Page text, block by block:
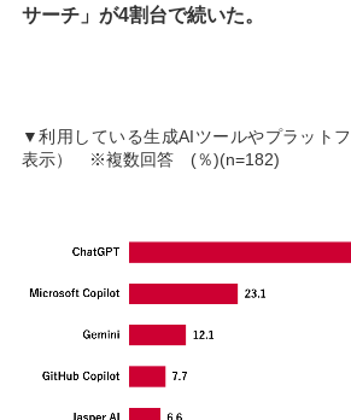
サーチ」が4割台で続いた。
▼利用している生成AIツールやプラット
表示） ※複数回答 (％)(n=182)